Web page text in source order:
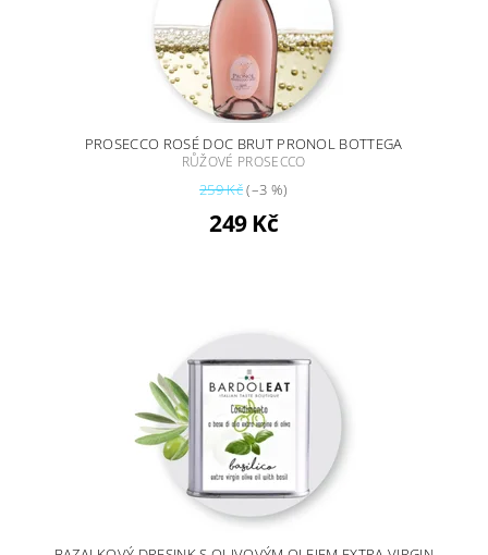
PROSECCO ROSÉ DOC BRUT PRONOL BOTTEGA
RŮŽOVÉ PROSECCO
259 Kč(–3 %)
249 Kč